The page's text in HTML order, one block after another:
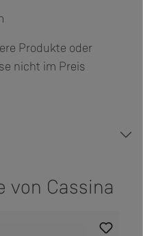
Produkte oder
nicht im Preis
von Cassina